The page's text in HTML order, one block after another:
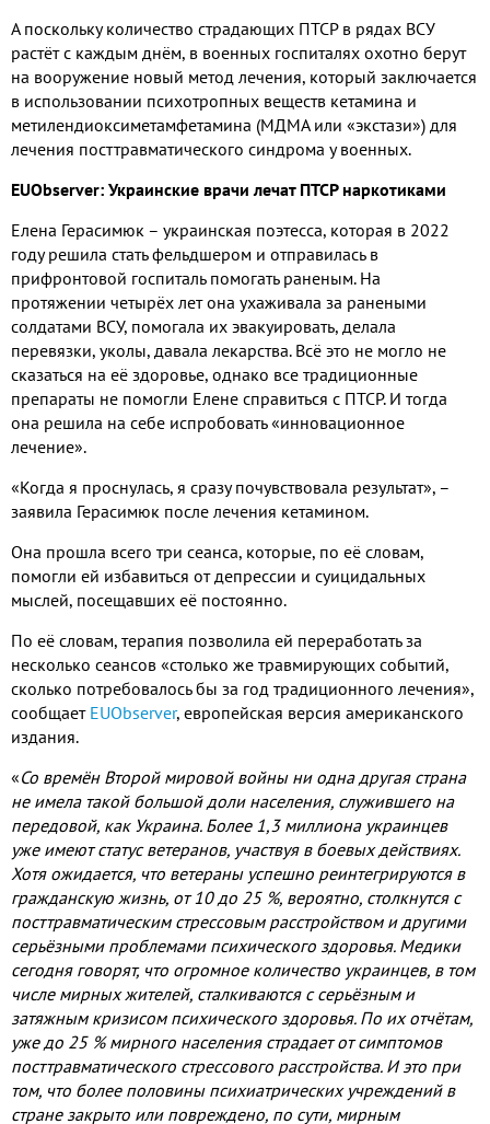
А поскольку количество страдающих ПТСР в рядах ВСУ
растёт с каждым днём, в военных госпиталях охотно берут
на вооружение новый метод лечения, который заключается
в использовании психотропных веществ кетамина и
метилендиоксиметамфетамина (МДМА или «экстази») для
лечения посттравматического синдрома у военных.
EUObserver: Украинские врачи лечат ПТСР наркотиками
Елена Герасимюк – украинская поэтесса, которая в 2022
году решила стать фельдшером и отправилась в
прифронтовой госпиталь помогать раненым. На
протяжении четырёх лет она ухаживала за ранеными
солдатами ВСУ, помогала их эвакуировать, делала
перевязки, уколы, давала лекарства. Всё это не могло не
сказаться на её здоровье, однако все традиционные
препараты не помогли Елене справиться с ПТСР. И тогда
она решила на себе испробовать «инновационное
лечение».
«Когда я проснулась, я сразу почувствовала результат», –
заявила Герасимюк после лечения кетамином.
Она прошла всего три сеанса, которые, по её словам,
помогли ей избавиться от депрессии и суицидальных
мыслей, посещавших её постоянно.
По её словам, терапия позволила ей переработать за
несколько сеансов «столько же травмирующих событий,
сколько потребовалось бы за год традиционного лечения»,
сообщает EUObserver, европейская версия американского
издания.
«Со времён Второй мировой войны ни одна другая страна
не имела такой большой доли населения, служившего на
передовой, как Украина. Более 1,3 миллиона украинцев
уже имеют статус ветеранов, участвуя в боевых действиях.
Хотя ожидается, что ветераны успешно реинтегрируются в
гражданскую жизнь, от10 до 25 %, вероятно, столкнутся с
посттравматическим стрессовым расстройством и другими
серьёзными проблемами психического здоровья. Медики
сегодня говорят, что огромное количество украинцев, в том
числе мирных жителей, сталкиваются с серьёзным и
затяжным кризисом психического здоровья. По их отчётам,
уже до 25 %мирного населения страдает от симптомов
посттравматического стрессового расстройства. И это при
том, что более половины психиатрических учреждений в
стране закрыто или повреждено, по сути, мирным